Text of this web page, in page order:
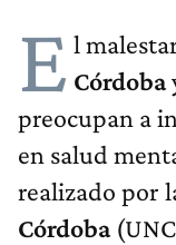
E l
Córdoba
preocupan a
en salud
realizado por
Córdoba